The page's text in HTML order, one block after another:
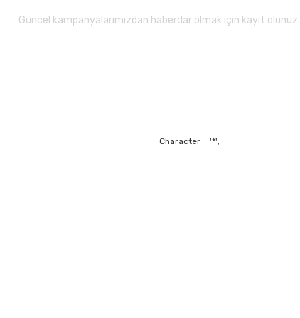
Güncel kampanyalarımızdan haberdar olmak için kayıt olunuz.
Character = '*';